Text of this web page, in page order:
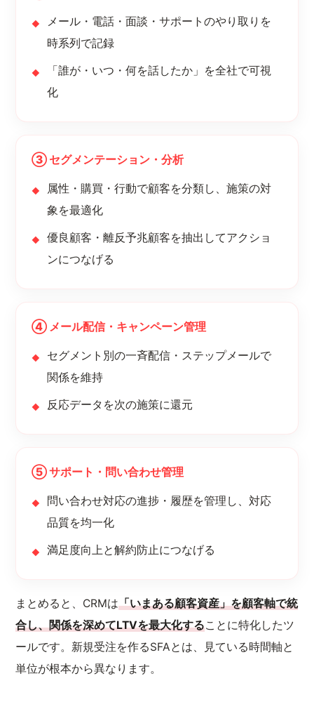
メール・電話・面談・サポートのやり取りを
時系列で記録
「誰が・いつ・何を話したか」を全社で可視
化
③ セグメンテーション・分析
属性・購買・行動で顧客を分類し、施策の対
象を最適化
優良顧客・離反予兆顧客を抽出してアクショ
ンにつなげる
④ メール配信・キャンペーン管理
セグメント別の一斉配信・ステップメールで
関係を維持
反応データを次の施策に還元
⑤ サポート・問い合わせ管理
問い合わせ対応の進捗・履歴を管理し、対応
品質を均一化
満足度向上と解約防止につなげる
まとめると、CRMは「いまある顧客資産」を顧客軸で統
合し、関係を深めてLTVを最大化することに特化したツ
ールです。新規受注を作るSFAとは、見ている時間軸と
単位が根本から異なります。